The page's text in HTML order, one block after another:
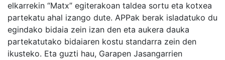
elkarrekin “Matx” egiterakoan taldea sortu eta kotxea
partekatu ahal izango dute. APPak berak isladatuko du
egindako bidaia zein izan den eta aukera dauka
partekatutako bidaiaren kostu standarra zein den
ikusteko. Eta guzti hau, Garapen Jasangarrien